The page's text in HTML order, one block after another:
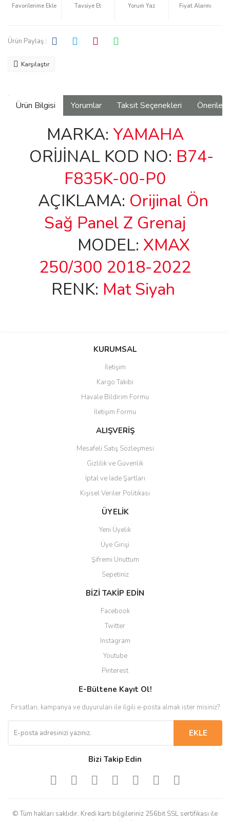
Tavsiye Et Yorum Yaz Fiyat Alarmı
Ürün Paylaş :
Karşılaştır
Ürün Bilgisi Yorumlar Taksit Seçenekleri
MARKA: YAMAHA
ORİJİNAL KOD NO: B74-
F835K-00-P0
AÇIKLAMA: Orijinal Ön
Sağ Panel Z Grenaj
MODEL: XMAX
250/300 2018-2022
RENK: Mat Siyah
Bu ürüne ilk yorumu siz yapın!
Ürün resmi kalitesiz, bozuk veya görüntülenemiyor.
Ürün açıklamasında eksik bilgiler bulunuyor.
Ürün bilgilerinde hatalar bulunuyor.
Ürün fiyatı diğer sitelerden daha pahalı.
Gönder
KURUMSAL
İletişim
Kargo Takibi
Havale Bildirim Formu
İletişim Formu
ALIŞVERİŞ
Mesafeli Satış Sözleşmesi
Gizlilik ve Güvenlik
İptal ve İade Şartları
Kişisel Veriler Politikası
ÜYELİK
Yeni Üyelik
Üye Girişi
Şifremi Unuttum
Sepetiniz
BİZİ TAKİP EDİN
Facebook
Twitter
Instagram
Youtube
Pinterest
E-Bültene Kayıt Ol!
Fırsatları, kampanya ve duyuruları ile ilgili e-posta almak ister misiniz?
EKLE
Bizi Takip Edin
© Tüm hakları saklıdır. Kredi kartı bilgileriniz 256bit SSL sertifikası ile